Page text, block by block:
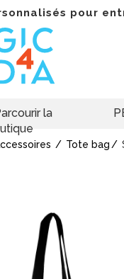
pour
la
Tote bag